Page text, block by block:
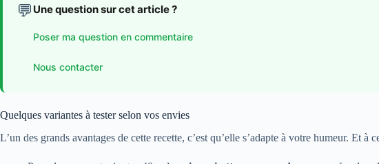
💬 Une question sur cet article ?
Poser ma question en commentaire
Nous contacter
Quelques variantes à tester selon vos envies
L’un des grands avantages de cette recette, c’est qu’elle s’adapte à votre humeur. Et à